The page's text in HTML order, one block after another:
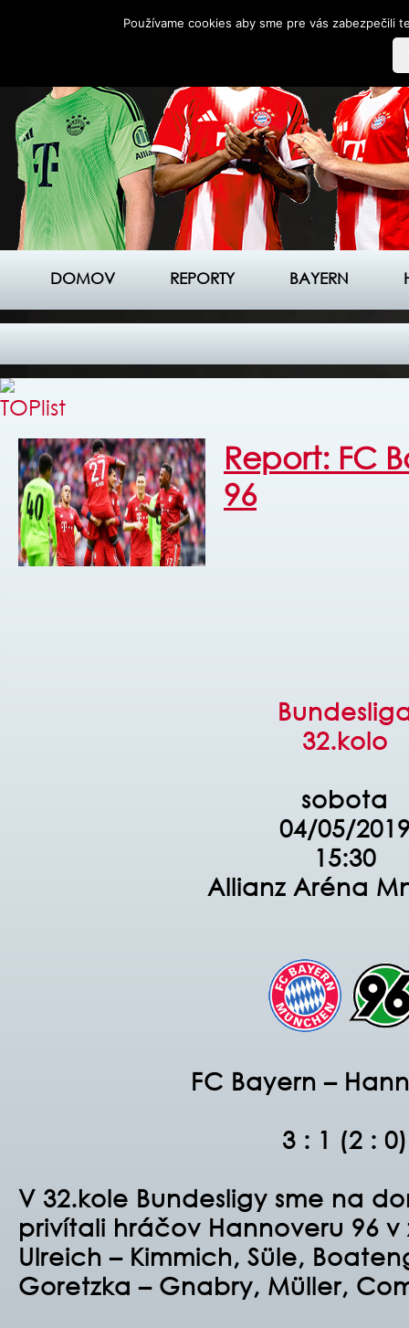
DOMOV REPORTY BAYERN
Report: FC
96
32.kolo
sobota
04/05/
15:30
Allianz Aréna
FC Bayern –
3 : 1 (2 : 0)
V 32.kole Bundesligy sme na
privítali hráčov Hannoveru 96 v
Ulreich – Kimmich, Süle,
Goretzka – Gnabry, Müller,
Používame cookies aby sme pre vás zabezpečili